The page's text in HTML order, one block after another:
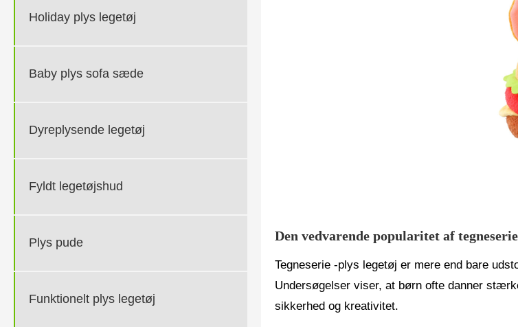
Holiday plys legetøj
Baby plys sofa sæde
Dyreplysende legetøj
Fyldt legetøjshud
Plys pude
Funktionelt plys legetøj
Den vedvarende popularitet af
Tegneserie -plys legetøj er mere end bare
Undersøgelser viser, at børn ofte danner
sikkerhed og kreativitet.